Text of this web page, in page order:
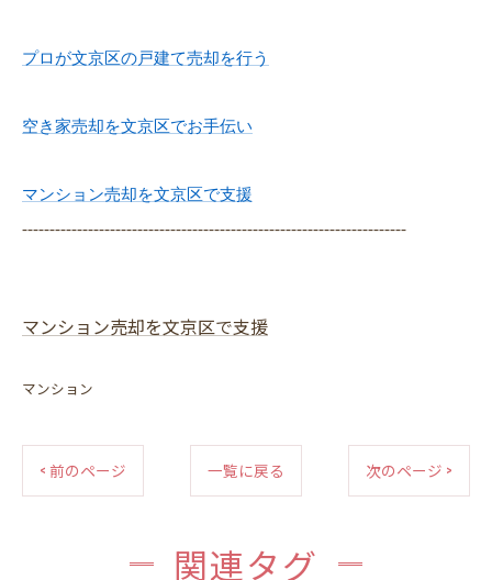
プロが文京区の戸建て売却を行う
空き家売却を文京区でお手伝い
マンション売却を文京区で支援
----------------------------------------------------------------------
マンション売却を文京区で支援
マンション
< 前のページ 一覧に戻る 次のページ >
関連タグ